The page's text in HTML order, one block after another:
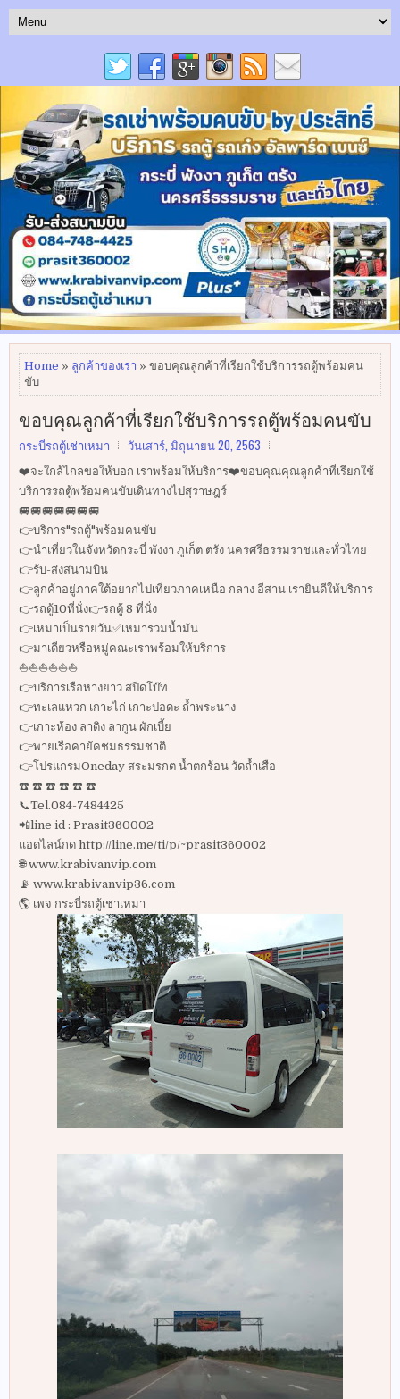
Home » ลูกค้าของเรา » ขอบคุณลูกค้าที่เรียกใช้บริการรถตู้พร้อมคน
ขับ
ขอบคุณลูกค้าที่เรียกใช้บริการรถตู้พร้อมคนขับ
กระบี่รถตู้เช่าเหมา วันเสาร์, มิถุนายน 20, 2563
❤️จะใกล้ไกลขอให้บอก เราพร้อมให้บริการ❤️ขอบคุณคุณลูกค้าที่เรียกใช้
บริการรถตู้พร้อมคนขับเดินทางไปสุราษฎร์
🚐🚐🚐🚐🚐🚐🚐
👉บริการ"รถตู้"พร้อมคนขับ
👉นำเที่ยวในจังหวัดกระบี่ พังงา ภูเก็ต ตรัง นครศรีธรรมราชและทั่วไทย
👉รับ-ส่งสนามบิน
👉ลูกค้าอยู่ภาคใต้อยากไปเที่ยวภาคเหนือ กลาง อีสาน เรายินดีให้บริการ
👉รถตู้10ที่นั่ง👉รถตู้ 8 ที่นั่ง
👉เหมาเป็นรายวัน✅เหมารวมน้ำมัน
👉มาเดี่ยวหรือหมู่คณะเราพร้อมให้บริการ
⛵️⛵️⛵️⛵️⛵️⛵️
👉บริการเรือหางยาว สปีดโบ๊ท
👉ทะเลแหวก เกาะไก่ เกาะปอดะ ถ้ำพระนาง
👉เกาะห้อง ลาดิง ลากูน ผักเบี้ย
👉พายเรือคายัคชมธรรมชาติ
👉โปรแกรมOneday สระมรกต น้ำตกร้อน วัดถ้ำเสือ
☎️ ☎️ ☎️ ☎️ ☎️ ☎️
📞Tel.084-7484425
📲line id : Prasit360002
แอดไลน์กด http://line.me/ti/p/~prasit360002
🌐 www.krabivanvip.com
📡 www.krabivanvip36.com
🌎 เพจ กระบี่รถตู้เช่าเหมา